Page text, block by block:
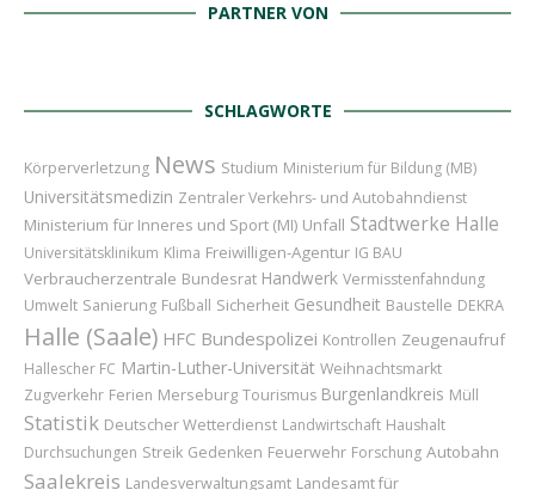
PARTNER VON
SCHLAGWORTE
Körperverletzung News Studium Ministerium für Bildung (MB)
Universitätsmedizin Zentraler Verkehrs- und Autobahndienst
Ministerium für Inneres und Sport (MI) Unfall Stadtwerke Halle
Universitätsklinikum Klima Freiwilligen-Agentur IG BAU
Verbraucherzentrale Bundesrat Handwerk Vermisstenfahndung
Umwelt Sanierung Fußball Sicherheit Gesundheit Baustelle DEKRA
Halle (Saale) HFC Bundespolizei Kontrollen Zeugenaufruf
Hallescher FC Martin-Luther-Universität Weihnachtsmarkt
Zugverkehr Ferien Merseburg Tourismus Burgenlandkreis Müll
Statistik Deutscher Wetterdienst Landwirtschaft Haushalt
Durchsuchungen Streik Gedenken Feuerwehr Forschung Autobahn
Saalekreis Landesverwaltungsamt Landesamt für